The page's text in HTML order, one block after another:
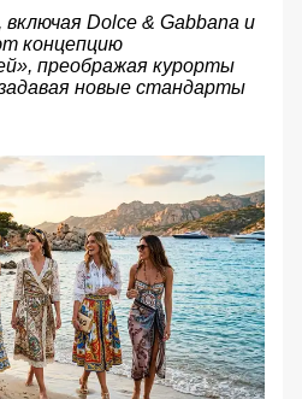
Dolce & Gabbana и
концепцию
преображая курорты
новые стандарты